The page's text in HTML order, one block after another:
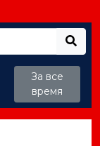
За все
время